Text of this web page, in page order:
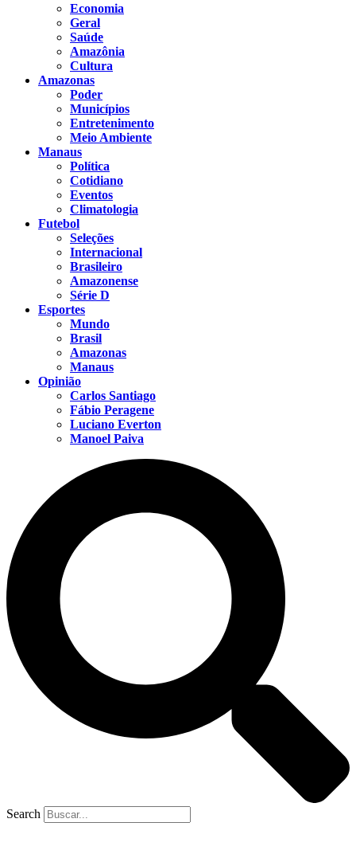
Economia
Geral
Saúde
Amazônia
Cultura
Amazonas
Poder
Municípios
Entretenimento
Meio Ambiente
Manaus
Política
Cotidiano
Eventos
Climatologia
Futebol
Seleções
Internacional
Brasileiro
Amazonense
Série D
Esportes
Mundo
Brasil
Amazonas
Manaus
Opinião
Carlos Santiago
Fábio Peragene
Luciano Everton
Manoel Paiva
Search